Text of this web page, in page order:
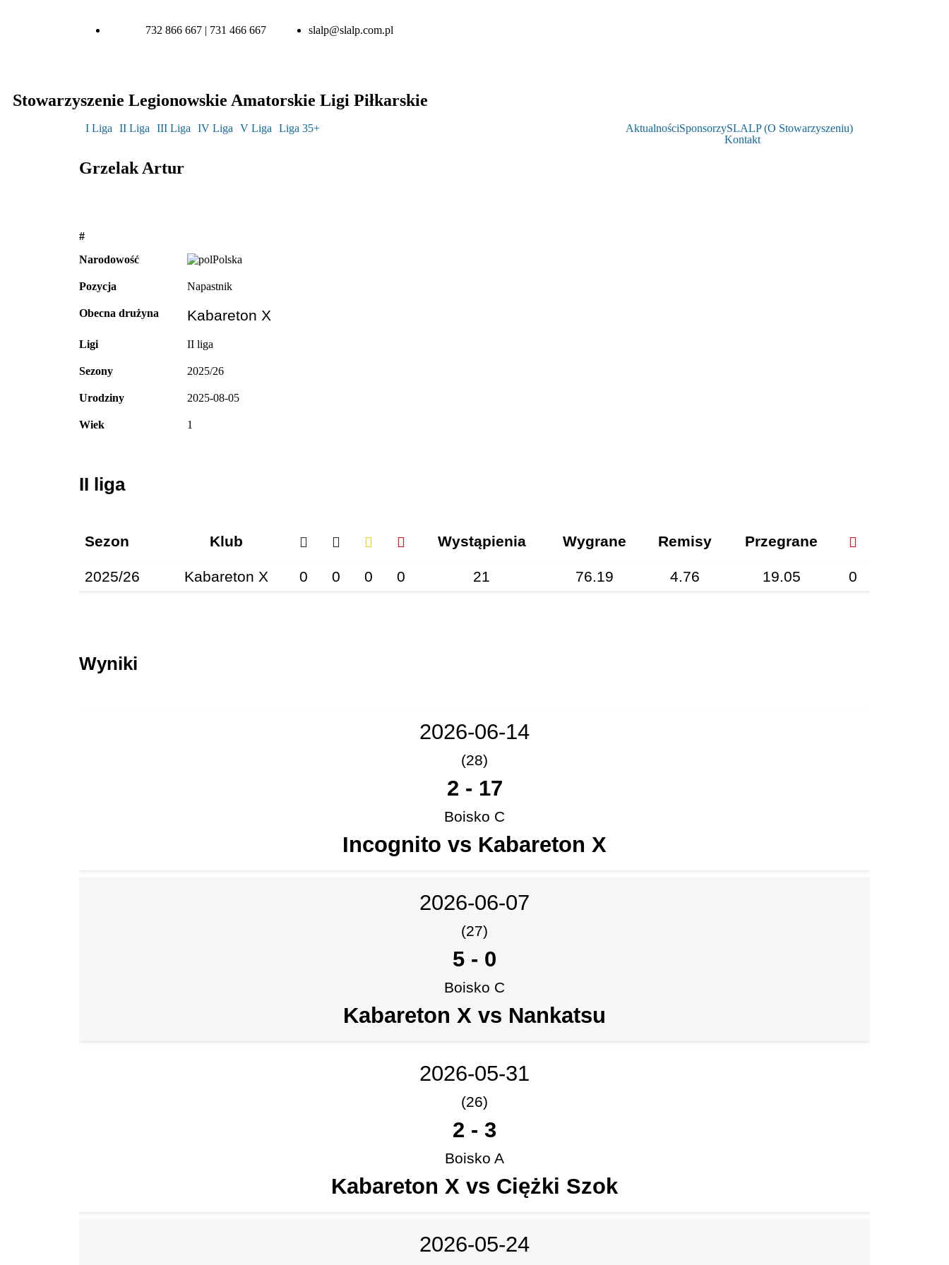
732 866 667 | 731 466 667 slalp@slalp.com.pl
Stowarzyszenie Legionowskie Amatorskie Ligi Piłkarskie
I Liga II Liga III Liga IV Liga V Liga Liga 35+ AktualnościSponsorzySLALP (O Stowarzyszeniu)
Kontakt
Grzelak Artur
#
Narodowość
Polska
Pozycja Napastnik
Obecna drużyna Kabareton X
Ligi II liga
Sezony 2025/26
Urodziny 2025-08-05
Wiek 1
II liga
Sezon Klub Wystąpienia Wygrane Remisy Przegrane
2025/26 Kabareton X 0 0 0 0 21 76.19 4.76 19.05 0
Wyniki
2026-06-14
(28)
2 - 17
Boisko C
Incognito vs Kabareton X
2026-06-07
(27)
5 - 0
Boisko C
Kabareton X vs Nankatsu
2026-05-31
(26)
2 - 3
Boisko A
Kabareton X vs Ciężki Szok
2026-05-24